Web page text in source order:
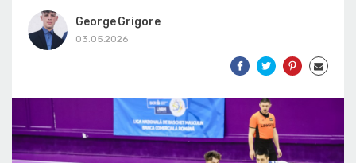
George Grigore
03.05.2026